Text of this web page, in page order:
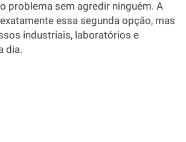
problema sem agredir ninguém. A
essa segunda opção, mas
industriais, laboratórios e
dia.